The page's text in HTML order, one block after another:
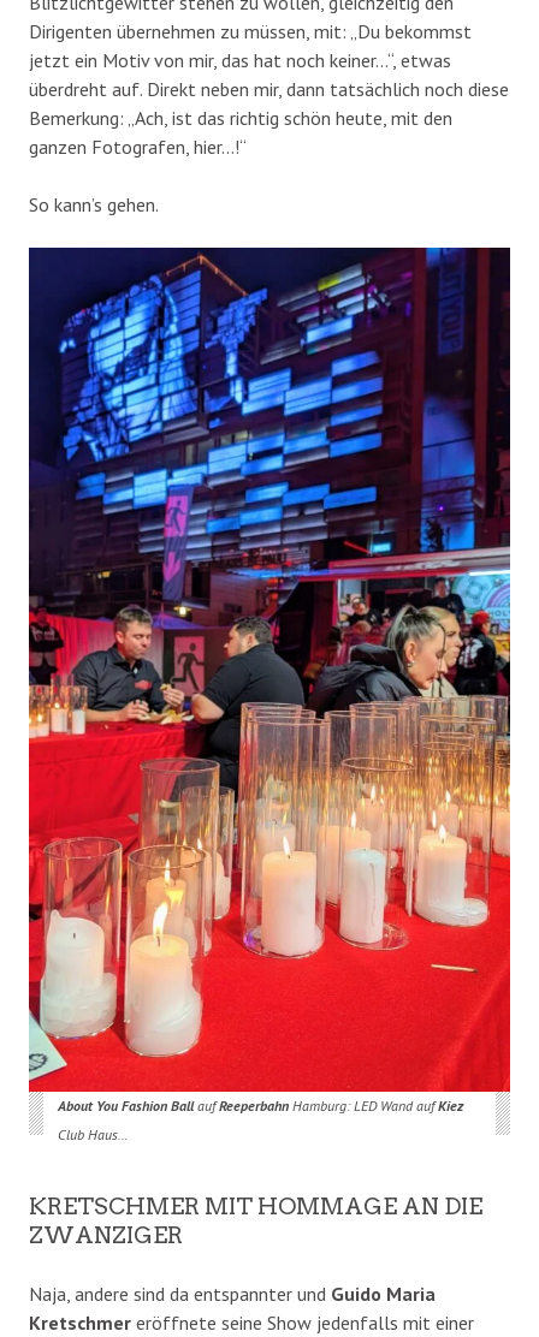
Dirigenten übernehmen zu müssen, mit: „Du bekommst
jetzt ein Motiv von mir, das hat noch keiner…“, etwas
überdreht auf. Direkt neben mir, dann tatsächlich noch diese
Bemerkung: „Ach, ist das richtig schön heute, mit den
ganzen Fotografen, hier…!“
So kann’s gehen.
About You Fashion BallaufReeperbahn Hamburg: LED Wand aufKiez
Club Haus…
KRETSCHMER MIT HOMMAGE AN DIE
ZWANZIGER
Naja, andere sind da entspannter und Guido Maria
Kretschmer eröffnete seine Show jedenfalls mit einer